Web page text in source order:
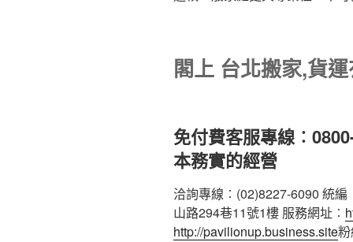
閣上 台北搬家,貨
免付費客服專線
本務實的經營
洽詢專線︰(02)8227-6090 統
山路294巷11號1樓 服務網址︰
http://pavilionup.business.site